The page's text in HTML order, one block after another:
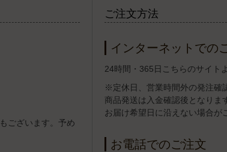
ございます。予め
ご注文方法
インターネットでの
24時間・365日こちらのサイト
※定休日、営業時間外の発注確
商品発送は入金確認後となりま
お届け希望日に沿えない場合が
お電話でのご注文